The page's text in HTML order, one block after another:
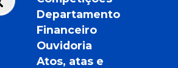
Departamento
Financeiro
Ouvidoria
Atos, atas e